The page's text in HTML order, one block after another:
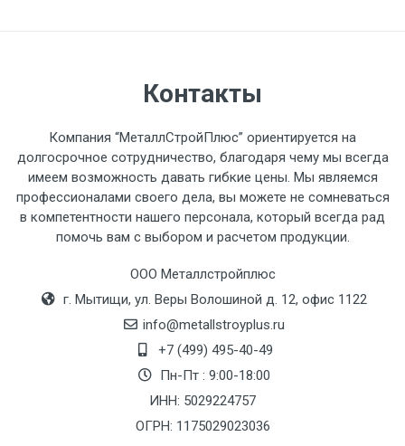
Контакты
Компания “МеталлСтройПлюс” ориентируется на
долгосрочное сотрудничество, благодаря чему мы всегда
имеем возможность давать гибкие цены. Мы являемся
профессионалами своего дела, вы можете не сомневаться
в компетентности нашего персонала, который всегда рад
помочь вам с выбором и расчетом продукции.
ООО Металлстройплюс
г. Мытищи, ул. Веры Волошиной д. 12, офис 1122
info@metallstroyplus.ru
+7 (499) 495-40-49
Пн-Пт : 9:00-18:00
ИНН: 5029224757
ОГРН: 1175029023036